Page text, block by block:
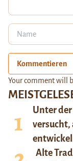
Unter
versucht,
Alte
Kommentieren
Your comment will